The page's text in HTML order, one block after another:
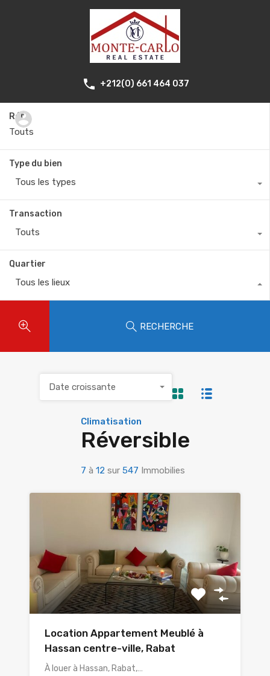
+212(0) 661 464 037
Réf.
Type du bien
Tous les types
Transaction
Touts
Quartier
Tous les lieux
RECHERCHE
Climatisation
Réversible
7 à 12 sur 547 Immobilies
Date croissante
Location Appartement Meublé à
Hassan centre-ville, Rabat
À louer à Hassan, Rabat,…